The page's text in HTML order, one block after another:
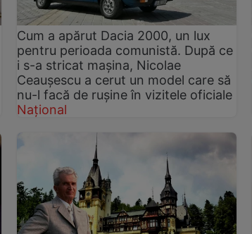
Cum a apărut Dacia 2000, un lux
pentru perioada comunistă. După ce
i s-a stricat mașina, Nicolae
Ceaușescu a cerut un model care să
nu-l facă de rușine în vizitele oficiale
Național